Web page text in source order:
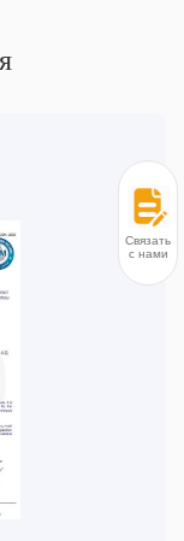
Связаться
с нами